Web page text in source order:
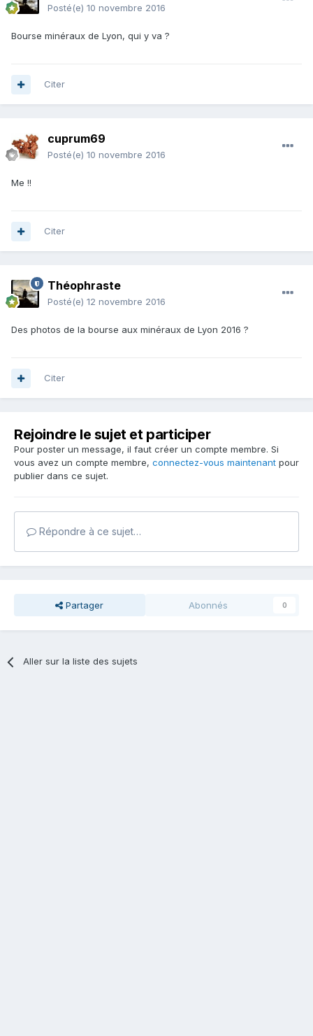
Posté(e) 10 novembre 2016
Bourse minéraux de Lyon, qui y va ?
Citer
cuprum69
Posté(e) 10 novembre 2016
Me !!
Citer
Théophraste
Posté(e) 12 novembre 2016
Des photos de la bourse aux minéraux de Lyon 2016 ?
Citer
Rejoindre le sujet et participer
Pour poster un message, il faut créer un compte membre. Si
vous avez un compte membre, connectez-vous maintenant pour
publier dans ce sujet.
Répondre à ce sujet…
Partager Abonnés 0
Aller sur la liste des sujets